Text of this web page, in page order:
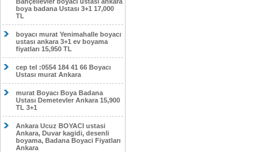
boya badana Ustası 3+1 17,000
TL
boyacı murat Yenimahalle boyacı
ustası ankara 3+1 ev boyama
fiyatları 15,950 TL
cep tel :0554 184 41 66 Boyacı
Ustası murat Ankara
murat Boyacı Boya Badana
Ustası Demetevler Ankara 15,900
TL 3+1
Ankara Ucuz BOYACI ustasi
Ankara, Duvar kagidi, desenli
boyama, Badana Boyaci Fiyatları
Ankara